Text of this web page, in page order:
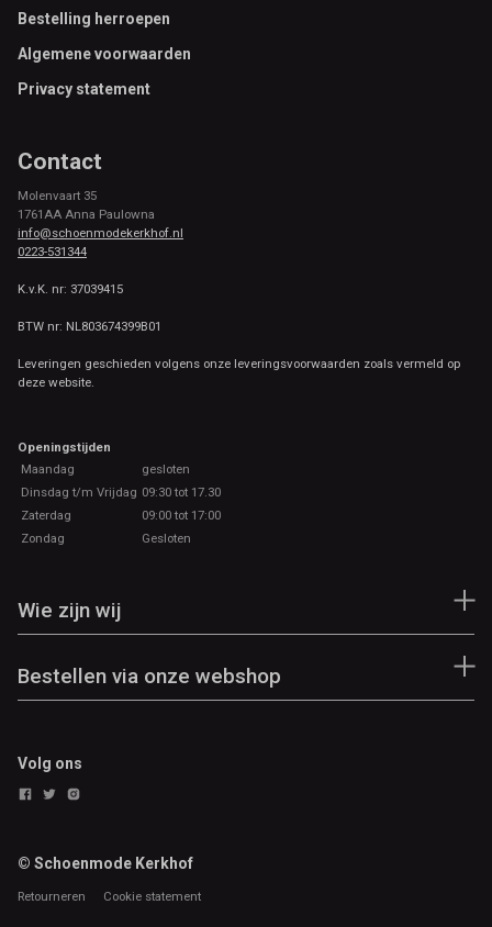
Footer
Bestelling herroepen
Algemene voorwaarden
Privacy statement
Contact
Molenvaart 35
1761AA Anna Paulowna
info@schoenmodekerkhof.nl
0223-531344
K.v.K. nr: 37039415
BTW nr: NL803674399B01
Leveringen geschieden volgens onze leveringsvoorwaarden zoals vermeld op
deze website.
Openingstijden
Maandag
gesloten
Dinsdag t/m Vrijdag 09:30 tot 17.30
Zaterdag
09:00 tot 17:00
Zondag
Gesloten
Wie zijn wij
Bestellen via onze webshop
Volg ons
© Schoenmode Kerkhof
Retourneren Cookie statement